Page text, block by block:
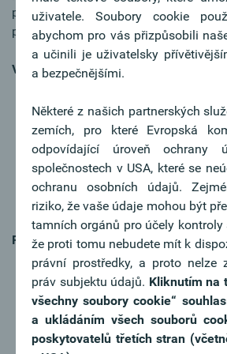
přístupnosti. Důležitá opatření, která
používání, již byla provedena:
Vnímavost
kontrastní barvy a přizpůsobují se
obrazovek. Vizuální obsah je
alternativními texty.
Co se ještě dalo zlepšit:Některý
symboly a tabulky, není pro
obrazovky jasně rozpoznatelný.
Použitelnost
Co již funguje dobře:Navigační
webu lze již ovládat pomocí
prvky obvykle spolehlivě reagují
uživatele. Navigaci usnadňují
přeskočení obsahu.
uživatele. Soubory cookie
abychom pro vás přizpůsobili
a učinili je uživatelsky
a bezpečnějšími.
Některé z našich partnerských
zemích, pro které Evropská
odpovídající úroveň ochrany
společnostech v USA, které se
ochranu osobních údajů.
riziko, že vaše údaje mohou být
tamních orgánů pro účely
že proti tomu nebudete mít k
právní prostředky, a proto nelze
práv subjektu údajů. Kliknutím na
všechny soubory cookie“
a ukládáním všech souborů
poskytovatelů třetích stran